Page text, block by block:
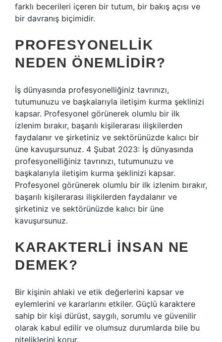
farklı becerileri içeren bir tutum, bir bakış açısı ve
bir davranış biçimidir.
PROFESYONELLIK
NEDEN ÖNEMLIDIR?
İş dünyasında profesyonelliğiniz tavrınızı,
tutumunuzu ve başkalarıyla iletişim kurma şeklinizi
kapsar. Profesyonel görünerek olumlu bir ilk
izlenim bırakır, başarılı kişilerarası ilişkilerden
faydalanır ve şirketiniz ve sektörünüzde kalıcı bir
üne kavuşursunuz. 4 Şubat 2023: İş dünyasında
profesyonelliğiniz tavrınızı, tutumunuzu ve
başkalarıyla iletişim kurma şeklinizi kapsar.
Profesyonel görünerek olumlu bir ilk izlenim bırakır,
başarılı kişilerarası ilişkilerden faydalanır ve
şirketiniz ve sektörünüzde kalıcı bir üne
kavuşursunuz.
KARAKTERLI INSAN NE
DEMEK?
Bir kişinin ahlaki ve etik değerlerini kapsar ve
eylemlerini ve kararlarını etkiler. Güçlü karaktere
sahip bir kişi dürüst, saygılı, sorumlu ve güvenilir
olarak kabul edilir ve olumsuz durumlarda bile bu
niteliklerini korur.